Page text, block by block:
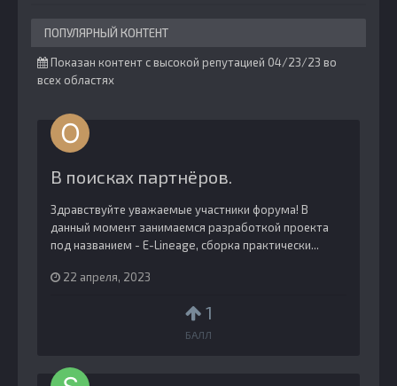
ПОПУЛЯРНЫЙ КОНТЕНТ
Показан контент с высокой репутацией 04/23/23 во
всех областях
1
БАЛЛ
В поисках партнёров.
Здравствуйте уважаемые участники форума! В
данный момент занимаемся разработкой проекта
под названием - E-Lineage, сборка практически...
22 апреля, 2023